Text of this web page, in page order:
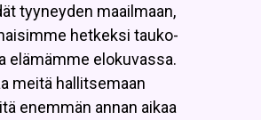
tyyneyden maailmaan,
hetkeksi tauko-
elämämme elokuvassa.
meitä hallitsemaan
enemmän annan aikaa